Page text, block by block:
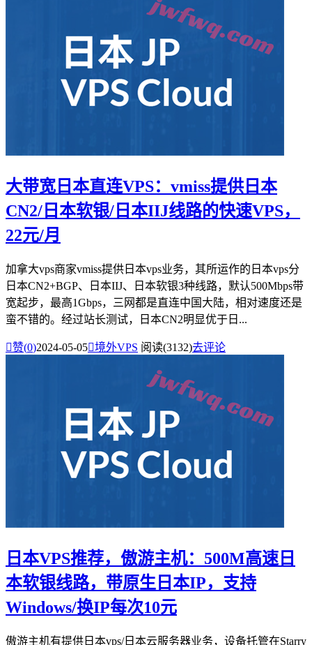
大带宽日本直连VPS：vmiss提供日本
CN2/日本软银/日本IIJ线路的快速VPS，
22元/月
加拿大vps商家vmiss提供日本vps业务，其所运作的日本vps分
日本CN2+BGP、日本IIJ、日本软银3种线路，默认500Mbps带
宽起步，最高1Gbps，三网都是直连中国大陆，相对速度还是
蛮不错的。经过站长测试，日本CN2明显优于日...
赞(0)2024-05-05境外VPS 阅读(3132)去评论
日本VPS推荐，傲游主机：500M高速日
本软银线路，带原生日本IP，支持
Windows/换IP每次10元
傲游主机有提供日本vps/日本云服务器业务，设备托管在Starry